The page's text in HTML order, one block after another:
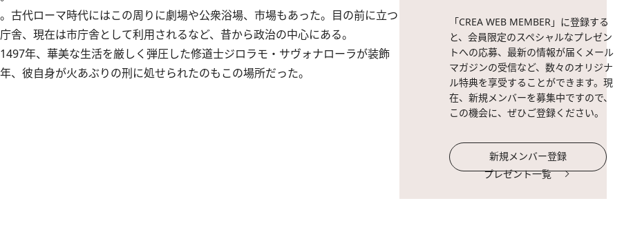
代ローマ時代にはこの周りに劇場や公衆浴場、市場もあった。目の前に立つ
、現在は市庁舎として利用されるなど、昔から政治の中心にある。
年、華美な生活を厳しく弾圧した修道士ジロラモ・サヴォナローラが装飾
彼自身が火あぶりの刑に処せられたのもこの場所だった。
「CREA WEB MEMBER」に登録する
と、会員限定のスペシャルなプレゼン
トへの応募、最新の情報が届くメール
マガジンの受信など、数々のオリジナ
ル特典を享受することができます。現
在、新規メンバーを募集中ですので、
この機会に、ぜひご登録ください。
新規メンバー登録
プレゼント一覧